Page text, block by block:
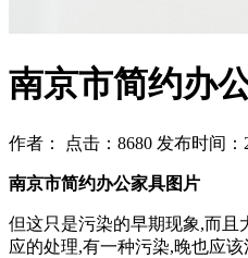
南京市简约办
作者： 点击：8680 发布时间：
南京市简约办公家具图片
但这只是污染的早期现象,而且
应的处理,有一种污染,晚也应